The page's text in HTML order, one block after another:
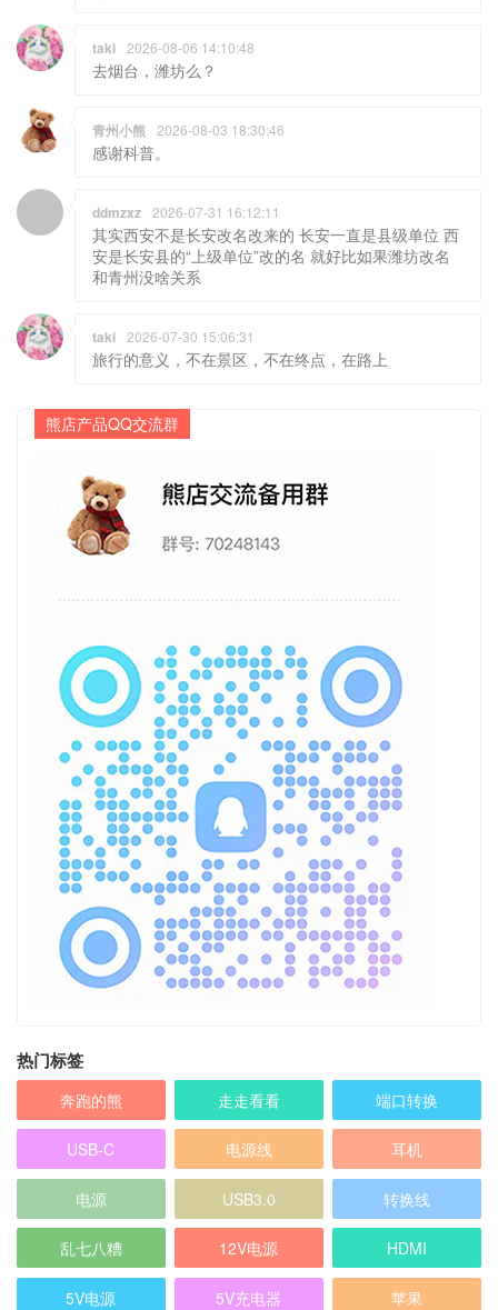
taki 2026-08-06 14:10:48
去烟台，潍坊么？
青州小熊 2026-08-03 18:30:46
感谢科普。
ddmzxz 2026-07-31 16:12:11
其实西安不是长安改名改来的 长安一直是县级单位 西
安是长安县的“上级单位”改的名 就好比如果潍坊改名
和青州没啥关系
taki 2026-07-30 15:06:31
旅行的意义，不在景区，不在终点，在路上
熊店产品QQ交流群
热门标签
奔跑的熊 走走看看 端口转换
USB-C 电源线 耳机
电源 USB3.0 转换线
乱七八糟 12V电源 HDMI
5V电源 5V充电器 苹果